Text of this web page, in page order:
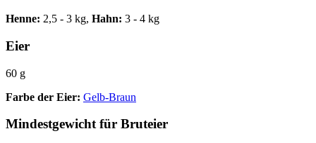
Henne: 2,5 - 3 kg, Hahn: 3 - 4 kg
Eier
60 g
Farbe der Eier: Gelb-Braun
Mindestgewicht für Bruteier